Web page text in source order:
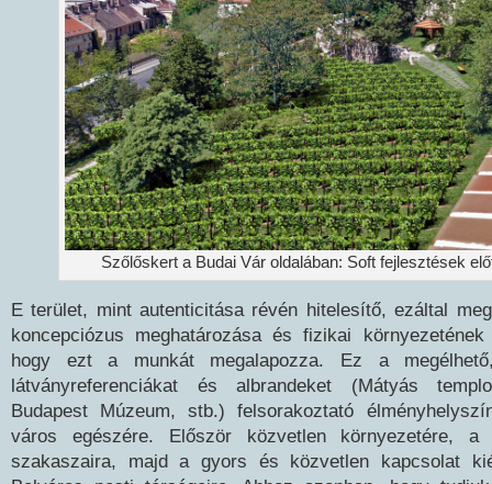
Szőlőskert a Budai Vár oldalában: Soft fejlesztések
E terület, mint autenticitása révén hitelesítő, ezáltal
koncepciózus meghatározása és fizikai
hogy ezt a munkát megalapozza. Ez a
látványreferenciákat és albrandeket (Mátyás
Budapest Múzeum, stb.) felsorakoztató
város egészére. Először közvetlen környezetére, a
szakaszaira, majd a gyors és közvetlen kapcsolat